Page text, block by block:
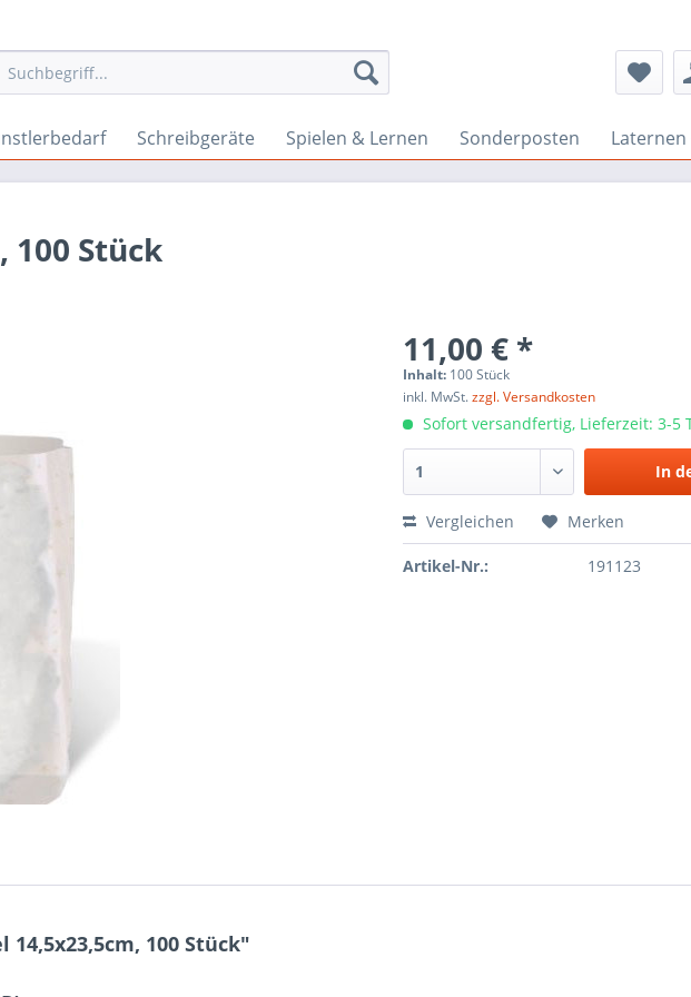
Schreibgeräte Spielen & Lernen Sonderposten
100 Stück
11,00 € *
Inhalt: 100 Stück
inkl. MwSt.zzgl. Versandkosten
Sofort versandfertig, Lieferzeit: 3-5
In
Vergleichen Merken
Artikel-Nr.: 191123
100 Stück"